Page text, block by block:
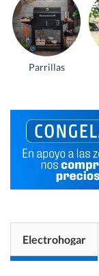
Parrillas
Electrohogar